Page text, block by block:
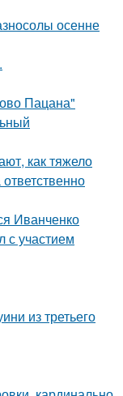
осенне
Пацана"
как тяжело
Иванченко
с участием
из третьего